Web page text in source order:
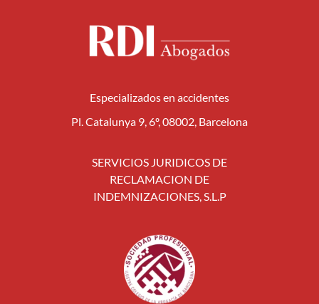
Especializados en accidentes
Pl. Catalunya 9, 6º, 08002, Barcelona
SERVICIOS JURIDICOS DE
RECLAMACION DE
INDEMNIZACIONES, S.L.P